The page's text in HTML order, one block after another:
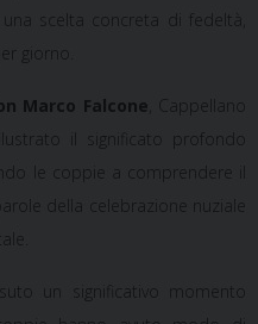
scelta concreta di fedeltà,
giorno.
Marco Falcone , Cappellano
il significato profondo
le coppie a comprendere il
della celebrazione nuziale
un significativo momento